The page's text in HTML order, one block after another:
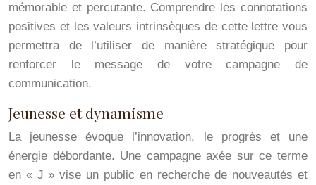
mémorable et percutante. Comprendre les connotations
positives et les valeurs intrinsèques de cette lettre vous
permettra de l’utiliser de manière stratégique pour
renforcer le message de votre campagne de
communication.
Jeunesse et dynamisme
La jeunesse évoque l’innovation, le progrès et une
énergie débordante. Une campagne axée sur ce terme
en « J » vise un public en recherche de nouveautés et